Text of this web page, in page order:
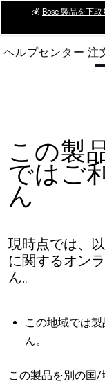
Main
💰 Bose 製品を下
ヘルプセンター 注
この製
ではご
ん
現時点では、
に関するオン
ん。
この地域では
ん。
この製品を別の国